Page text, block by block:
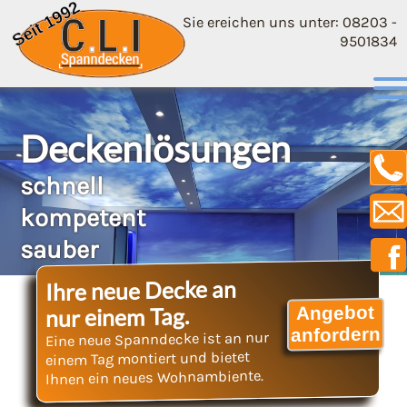
Sie ereichen uns unter: 08203 -
9501834
Deckenlösungen
schnell
kompetent
sauber
Ihre neue Decke an
nur einem Tag.
Eine neue Spanndecke ist an nur
einem Tag montiert und bietet
Ihnen ein neues Wohnambiente.
Angebot
anfordern